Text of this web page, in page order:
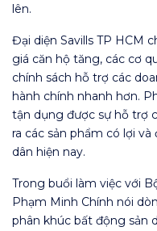
lên.
Đại diện Savills TP HCM
giá căn hộ tăng, các cơ
chính sách hỗ trợ các
hành chính nhanh hơn.
tận dụng được sự hỗ trợ
ra các sản phẩm có lợi
dân hiện nay.
Trong buổi làm việc với
Phạm Minh Chính nói
phân khúc bất động sản